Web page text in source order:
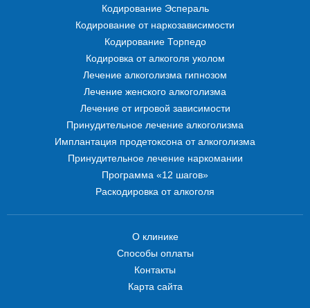
Кодирование Эспераль
Кодирование от наркозависимости
Кодирование Торпедо
Кодировка от алкоголя уколом
Лечение алкоголизма гипнозом
Лечение женского алкоголизма
Лечение от игровой зависимости
Принудительное лечение алкоголизма
Имплантация продетоксона от алкоголизма
Принудительное лечение наркомании
Программа «12 шагов»
Раскодировка от алкоголя
О клинике
Способы оплаты
Контакты
Карта сайта